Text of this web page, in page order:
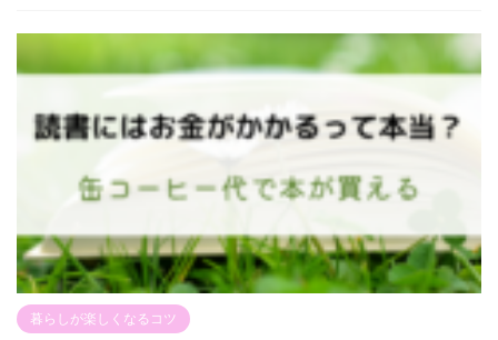
暮らしが楽しくなるコツ